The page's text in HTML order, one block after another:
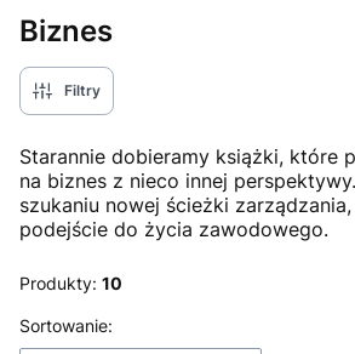
Biznes
Filtry
Starannie dobieramy książki, które
na biznes z nieco innej
szukaniu nowej ścieżki
podejście do życia zawodowego.
Produkty: 10
Lista produktów
Sortowanie: